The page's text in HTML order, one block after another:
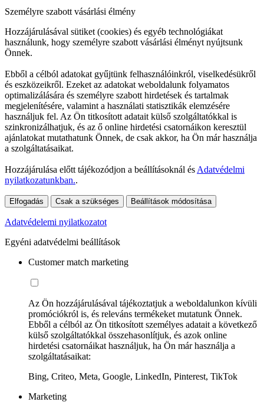
Személyre szabott vásárlási élmény
Hozzájárulásával sütiket (cookies) és egyéb technológiákat
használunk, hogy személyre szabott vásárlási élményt nyújtsunk
Önnek.
Ebből a célból adatokat gyűjtünk felhasználóinkról, viselkedésükről
és eszközeikről. Ezeket az adatokat weboldalunk folyamatos
optimalizálására és személyre szabott hirdetések és tartalmak
megjelenítésére, valamint a használati statisztikák elemzésére
használjuk fel. Az Ön titkosított adatait külső szolgáltatókkal is
szinkronizálhatjuk, és az ő online hirdetési csatornáikon keresztül
ajánlatokat mutathatunk Önnek, de csak akkor, ha Ön már használja
a szolgáltatásaikat.
Hozzájárulása előtt tájékozódjon a beállításoknál és Adatvédelmi
nyilatkozatunkban..
Elfogadás Csak a szükséges Beállítások módosítása
Adatvédelemi nyilatkozatot
Egyéni adatvédelmi beállítások
Customer match marketing
Az Ön hozzájárulásával tájékoztatjuk a weboldalunkon kívüli
promóciókról is, és releváns termékeket mutatunk Önnek.
Ebből a célból az Ön titkosított személyes adatait a következő
külső szolgáltatókkal összehasonlítjuk, és azok online
hirdetési csatornáikat használjuk, ha Ön már használja a
szolgáltatásaikat:
Bing, Criteo, Meta, Google, LinkedIn, Pinterest, TikTok
Marketing